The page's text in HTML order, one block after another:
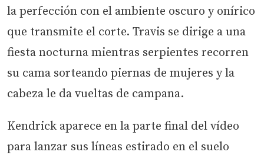
la perfección con el ambiente oscuro y onírico
que transmite el corte. Travis se dirige a una
fiesta nocturna mientras serpientes recorren
su cama sorteando piernas de mujeres y la
cabeza le da vueltas de campana.
Kendrick aparece en la parte final del vídeo
para lanzar sus líneas estirado en el suelo